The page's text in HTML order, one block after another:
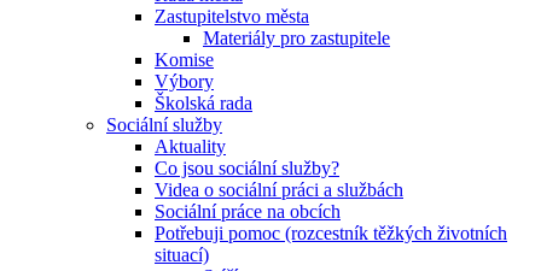
Zastupitelstvo města
Materiály pro zastupitele
Komise
Výbory
Školská rada
Sociální služby
Aktuality
Co jsou sociální služby?
Videa o sociální práci a službách
Sociální práce na obcích
Potřebuji pomoc (rozcestník těžkých životních
situací)